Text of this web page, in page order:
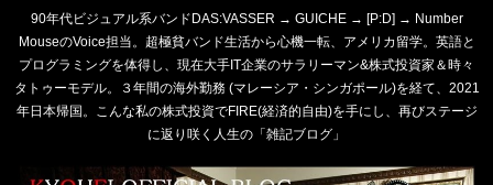
90年代ビジュアル系バンドDAS:VASSER → GUICHE → [P:D] → Number
MouseのVoice担当。超極貧バンド生活から心機一転、アメリカ留学。英語と
プログラミングを体得し、現在大手IT企業のサラリーマン&株式投資家＆時々
タトゥーモデル。３年間の海外勤務 (マレーシア・シンガポール)を経て、2021
年日本帰国。こんな私の株式投資でFIRE(経済的自由)を手にし、再びステージ
に返り咲く人生の「雑記ブログ」